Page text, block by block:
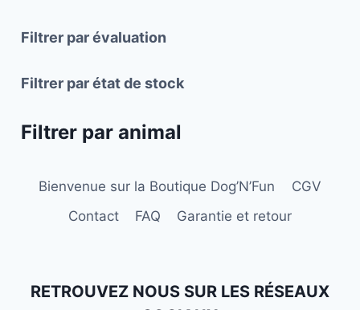
Filtrer par évaluation
Filtrer par état de stock
Filtrer par animal
Bienvenue sur la Boutique Dog’N’Fun
CGV
Contact
FAQ Garantie et retour
RETROUVEZ NOUS SUR LES RÉSEAUX